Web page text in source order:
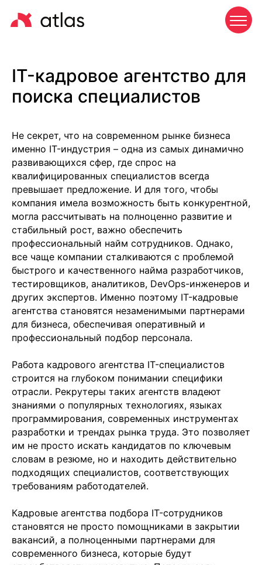
IT-кадровое агентство для
поиска специалистов
Не секрет, что на современном рынке бизнеса
именно IT-индустрия – одна из самых динамично
развивающихся сфер, где спрос на
квалифицированных специалистов всегда
превышает предложение. И для того, чтобы
компания имела возможность быть конкурентной,
могла рассчитывать на полноценно развитие и
стабильный рост, важно обеспечить
профессиональный найм сотрудников. Однако,
все чаще компании сталкиваются с проблемой
быстрого и качественного найма разработчиков,
тестировщиков, аналитиков, DevOps-инженеров и
других экспертов. Именно поэтому IT-кадровые
агентства становятся незаменимыми партнерами
для бизнеса, обеспечивая оперативный и
профессиональный подбор персонала.
Работа кадрового агентства IT-специалистов
строится на глубоком понимании специфики
отрасли. Рекрутеры таких агентств владеют
знаниями о популярных технологиях, языках
программирования, современных инструментах
разработки и трендах рынка труда. Это позволяет
им не просто искать кандидатов по ключевым
словам в резюме, но и находить действительно
подходящих специалистов, соответствующих
требованиям работодателей.
Кадровые агентства подбора IT-сотрудников
становятся не просто помощниками в закрытии
вакансий, а полноценными партнерами для
современного бизнеса, которые будут